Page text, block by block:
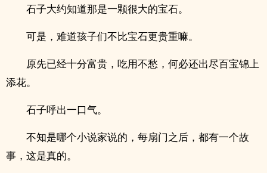
石子大约知道那是一颗很大的宝石。
可是，难道孩子们不比宝石更贵重嘛。
原先已经十分富贵，吃用不愁，何必还出尽百宝锦上
添花。
石子呼出一口气。
不知是哪个小说家说的，每扇门之后，都有一个故
事，这是真的。